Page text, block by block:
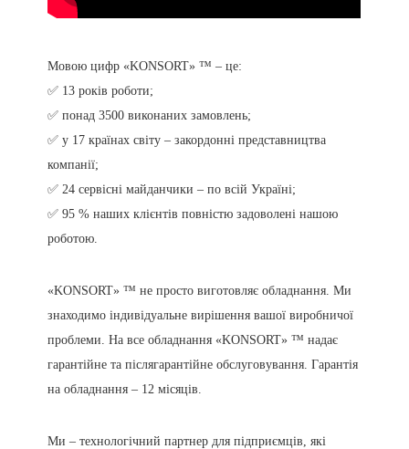
Мовою цифр «KONSORT» ™ – це:
✅ 13 років роботи;
✅ понад 3500 виконаних замовлень;
✅ у 17 країнах світу – закордонні представництва
компанії;
✅ 24 сервісні майданчики – по всій Україні;
✅ 95 % наших клієнтів повністю задоволені нашою
роботою.
«KONSORT» ™ не просто виготовляє обладнання. Ми
знаходимо індивідуальне вирішення вашої виробничої
проблеми. На все обладнання «KONSORT» ™ надає
гарантійне та післягарантійне обслуговування. Гарантія
на обладнання – 12 місяців.
Ми – технологічний партнер для підприємців, які